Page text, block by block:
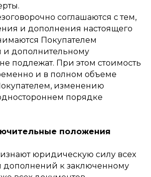
соглашаются с тем,
и дополнения настоящего
Покупателем
и дополнительному
подлежат. При этом стоимость
и в полном объеме
изменению
порядке
положения
юридическую силу всех
к заключенному